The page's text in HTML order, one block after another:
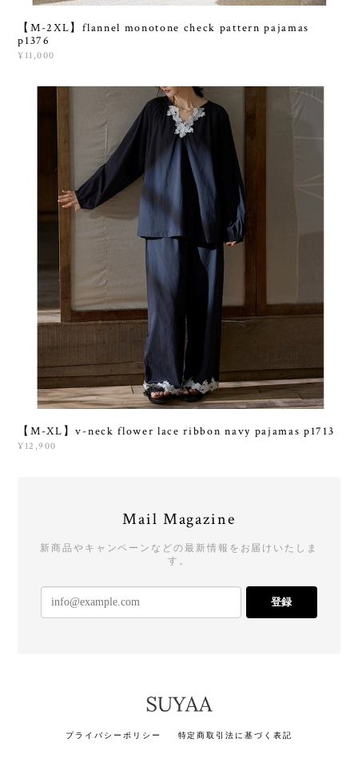
【M-2XL】flannel monotone check pattern pajamas
p1376
¥11,000
【M-XL】v-neck flower lace ribbon navy pajamas p1713
¥12,900
Mail Magazine
新商品やキャンペーンなどの最新情報をお届けいたしま
す。
登録
プライバシーポリシー 特定商取引法に基づく表記